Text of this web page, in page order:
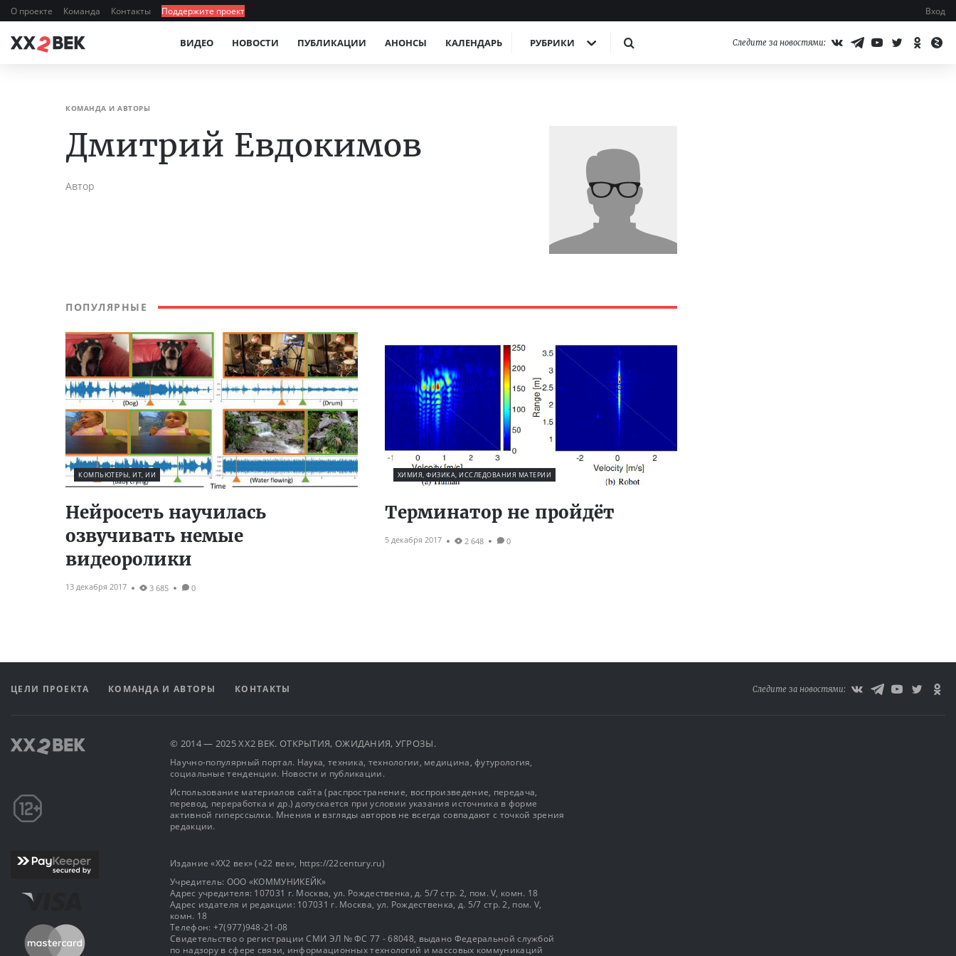
О проекте Команда Контакты Поддержите проект Вход
ВИДЕО НОВОСТИ ПУБЛИКАЦИИ АНОНСЫ КАЛЕНДАРЬ РУБРИКИ Следите за новостями:
КОМАНДА И АВТОРЫ
Дмитрий Евдокимов
Автор
ПОПУЛЯРНЫЕ
КОМПЬЮТЕРЫ, ИТ, ИИ
Нейросеть научилась
озвучивать немые
видеоролики
13 декабря 2017 3 685 0
ХИМИЯ, ФИЗИКА, ИССЛЕДОВАНИЯ МАТЕРИИ
Терминатор не пройдёт
5 декабря 2017 2 648 0
ЦЕЛИ ПРОЕКТА КОМАНДА И АВТОРЫ КОНТАКТЫ Следите за новостями:
© 2014 — 2025 XX2 ВЕК. ОТКРЫТИЯ, ОЖИДАНИЯ, УГРОЗЫ.
Научно-популярный портал. Наука, техника, технологии, медицина, футурология,
социальные тенденции. Новости и публикации.
Использование материалов сайта (распространение, воспроизведение, передача,
перевод, переработка и др.) допускается при условии указания источника в форме
активной гиперссылки. Мнения и взгляды авторов не всегда совпадают с точкой зрения
редакции.
Издание «XX2 век» («22 век», https://22century.ru)
Учредитель: OOO «КОММУНИКЕЙК»
Адрес учредителя: 107031 г. Москва, ул. Рождественка, д. 5/7 стр. 2, пом. V, комн. 18
Адрес издателя и редакции: 107031 г. Москва, ул. Рождественка, д. 5/7 стр. 2, пом. V,
комн. 18
Телефон: +7(977)948-21-08
Свидетельство о регистрации СМИ ЭЛ № ФС 77 - 68048, выдано Федеральной службой
по надзору в сфере связи, информационных технологий и массовых коммуникаций